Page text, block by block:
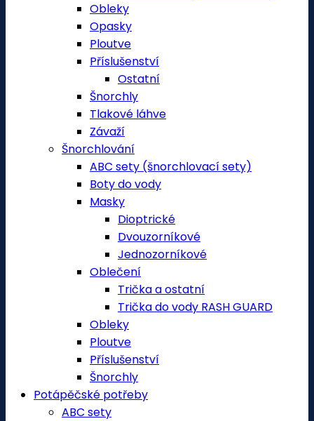
Obleky
Opasky
Ploutve
Příslušenství
Ostatní
Šnorchly
Tlakové láhve
Závaží
Šnorchlování
ABC sety (šnorchlovací sety)
Boty do vody
Masky
Dioptrické
Dvouzorníkové
Jednozorníkové
Oblečení
Trička a ostatní
Trička do vody RASH GUARD
Obleky
Ploutve
Příslušenství
Šnorchly
Potápěčské potřeby
ABC sety